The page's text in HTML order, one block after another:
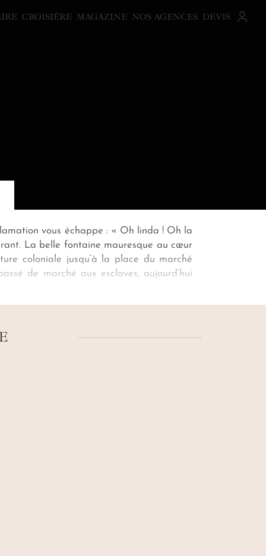
CROISIÈRE MAGAZINE NOS AGENCES DEVIS
vous échappe : « Oh linda ! Oh la
La belle fontaine mauresque au cœur
coloniale jusqu’à la place du marché
de marché aux esclaves, aujourd’hui